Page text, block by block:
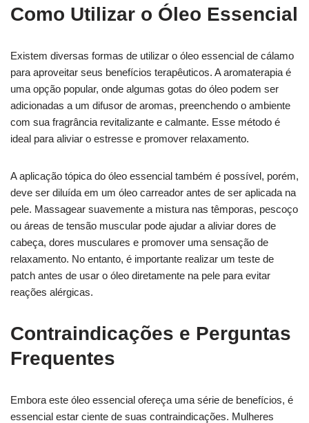
Como Utilizar o Óleo Essencial
Existem diversas formas de utilizar o óleo essencial de cálamo
para aproveitar seus benefícios terapêuticos. A aromaterapia é
uma opção popular, onde algumas gotas do óleo podem ser
adicionadas a um difusor de aromas, preenchendo o ambiente
com sua fragrância revitalizante e calmante. Esse método é
ideal para aliviar o estresse e promover relaxamento.
A aplicação tópica do óleo essencial também é possível, porém,
deve ser diluída em um óleo carreador antes de ser aplicada na
pele. Massagear suavemente a mistura nas têmporas, pescoço
ou áreas de tensão muscular pode ajudar a aliviar dores de
cabeça, dores musculares e promover uma sensação de
relaxamento. No entanto, é importante realizar um teste de
patch antes de usar o óleo diretamente na pele para evitar
reações alérgicas.
Contraindicações e Perguntas
Frequentes
Embora este óleo essencial ofereça uma série de benefícios, é
essencial estar ciente de suas contraindicações. Mulheres